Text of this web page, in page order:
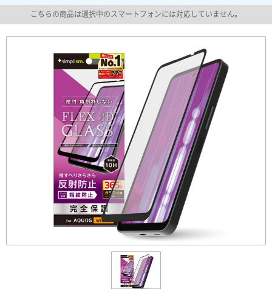
こちらの商品は選択中のスマートフォンには対応していません。